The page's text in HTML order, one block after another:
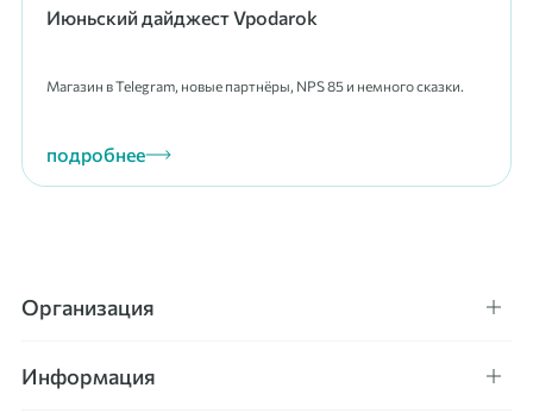
Июньский дайджест Vpodarok
Магазин в Telegram, новые партнёры, NPS 85 и немного сказки.
подробнее
Организация
Информация